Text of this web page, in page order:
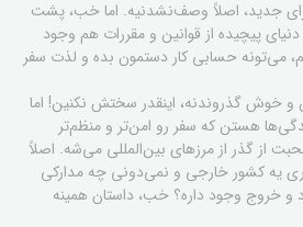
جدید، اصلاً وصف‌نشدنیه. اما خب، پشت
پیچیده از قوانین و مقررات هم وجود
می‌تونه حسابی کار دستمون بده و لذت سفر
و خوش گذروندنه، اینقدر سختش نکنین! اما
هستن که سفر رو امن‌تر و منظم‌تر
گذر از مرزهای بین‌المللی می‌شه. اصلاً
یه کشور خارجی و نمی‌دونی چه مدارکی
و خروج وجود داره؟ خب، داستان همینه